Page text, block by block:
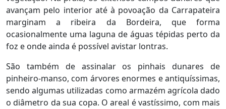
avançam pelo interior até à povoação da Carrapateira
marginam a ribeira da Bordeira, que forma
ocasionalmente uma laguna de águas tépidas perto da
foz e onde ainda é possível avistar lontras.
São também de assinalar os pinhais dunares de
pinheiro-manso, com árvores enormes e antiquíssimas,
sendo algumas utilizadas como armazém agrícola dado
o diâmetro da sua copa. O areal é vastíssimo, com mais